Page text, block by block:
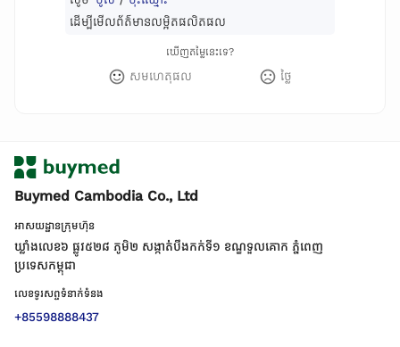
ដើម្បីមើលព័ត៌មានលម្អិតផលិតផល
ឃើញតម្លៃនេះទេ?
សមហេតុផល ថ្លៃ
Buymed Cambodia Co., Ltd
អាសយដ្ឋានក្រុមហ៊ុន
ឃ្លាំងលេខ៦ ផ្លូវ៥២៨ ភូមិ២ សង្កាត់់បឹងកក់ទី១ ខណ្ឌទួលគោក ភ្នំពេញ
ប្រទេសកម្ពុជា
លេខទូរសព្ទទំនាក់ទំនង
+85598888437